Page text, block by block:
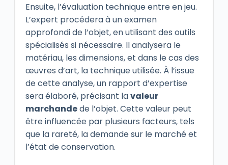
Ensuite, l’évaluation technique entre en jeu.
L’expert procédera à un examen
approfondi de l’objet, en utilisant des outils
spécialisés si nécessaire. Il analysera le
matériau, les dimensions, et dans le cas des
œuvres d’art, la technique utilisée. À l’issue
de cette analyse, un rapport d’expertise
sera élaboré, précisant lavaleur
marchandede l’objet. Cette valeur peut
être influencée par plusieurs facteurs, tels
que la rareté, la demande sur le marché et
l’état de conservation.